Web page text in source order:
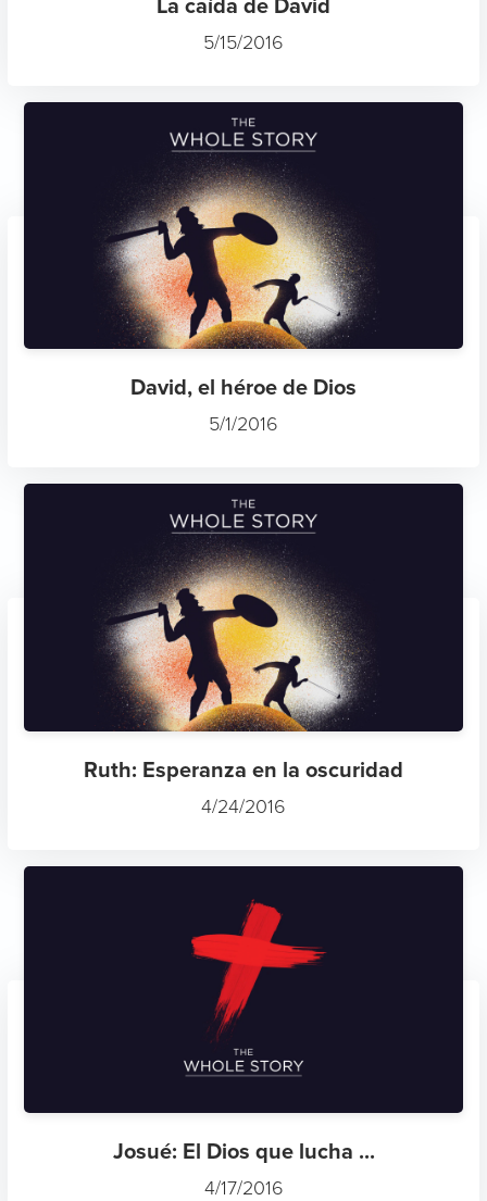
5/15/2016
David, el héroe de Dios
5/1/2016
Ruth: Esperanza en la oscuridad
4/24/2016
Josué: El Dios que lucha ...
4/17/2016